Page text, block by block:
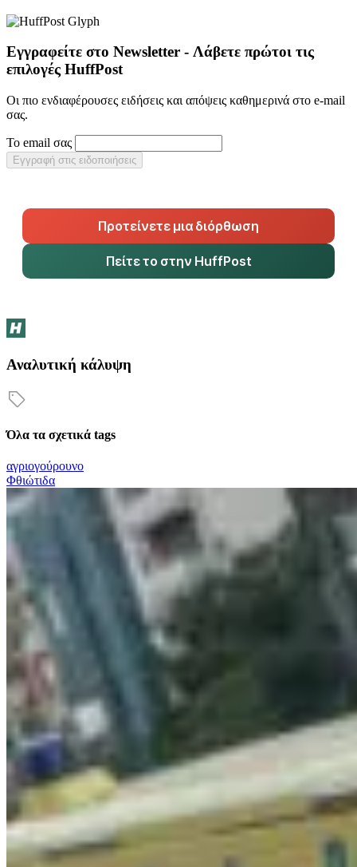
Εγγραφείτε στο Newsletter - Λάβετε πρώτοι τις
επιλογές HuffPost
Οι πιο ενδιαφέρουσες ειδήσεις και απόψεις καθημερινά στο e-mail
σας.
Το email σας
Εγγραφή στις ειδοποιήσεις
Προτείνετε μια διόρθωση
Πείτε το στην HuffPost
Αναλυτική κάλυψη
Όλα τα σχετικά tags
αγριογούρουνο
Φθιώτιδα